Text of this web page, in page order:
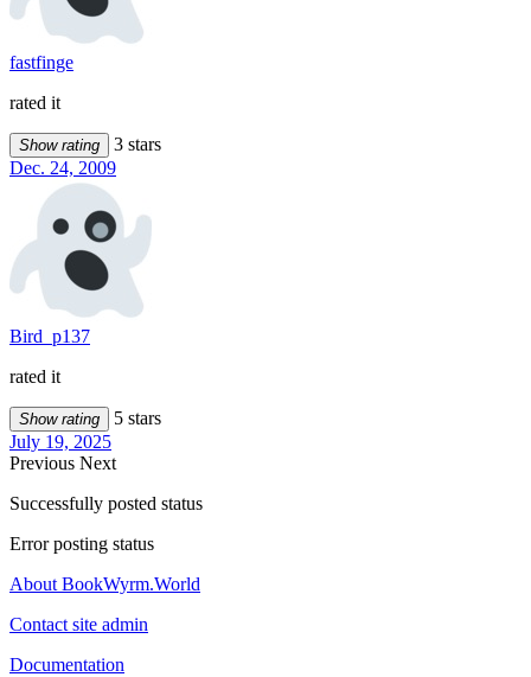
fastfinge
rated it
Show rating
3 stars
Dec. 24, 2009
Bird_p137
rated it
Show rating
5 stars
July 19, 2025
Previous Next
Successfully posted status
Error posting status
About BookWyrm.World
Contact site admin
Documentation